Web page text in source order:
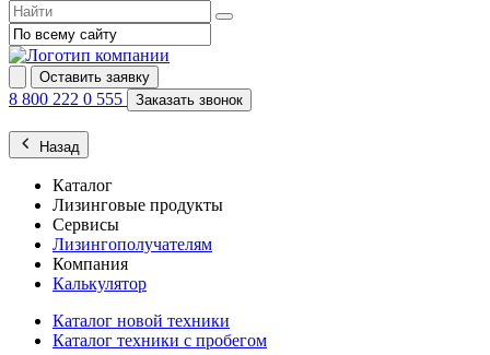
Оставить заявку
8 800 222 0 555 Заказать звонок
Назад
Каталог
Лизинговые продукты
Сервисы
Лизингополучателям
Компания
Калькулятор
Каталог новой техники
Каталог техники с пробегом